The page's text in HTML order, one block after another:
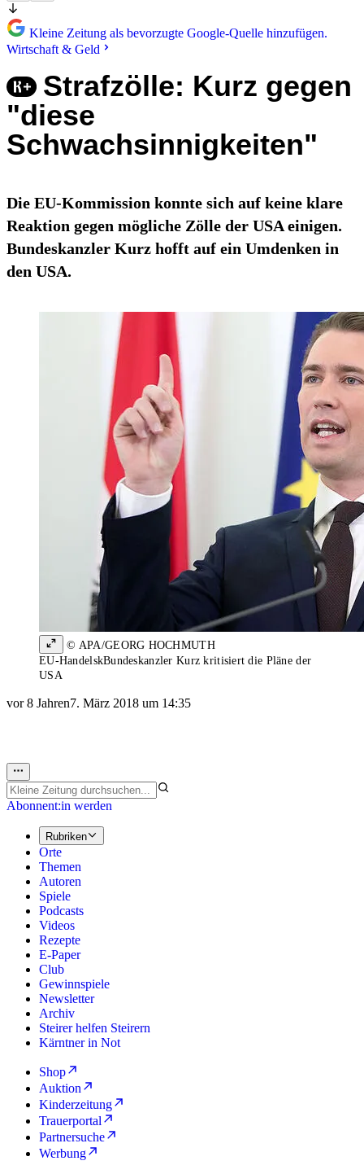
Kleine Zeitung als bevorzugte Google-Quelle hinzufügen.
Wirtschaft & Geld
Strafzölle: Kurz gegen
"diese
Schwachsinnigkeiten"
Die EU-Kommission konnte sich auf keine klare
Reaktion gegen mögliche Zölle der USA einigen.
Bundeskanzler Kurz hofft auf ein Umdenken in
den USA.
© APA/GEORG HOCHMUTH
EU-HandelskBundeskanzler Kurz kritisiert die Pläne der
USA
vor 8 Jahren7. März 2018 um 14:35
Abonnent:in werden
Rubriken
Orte
Themen
Autoren
Spiele
Podcasts
Videos
Rezepte
E-Paper
Club
Gewinnspiele
Newsletter
Archiv
Steirer helfen Steirern
Kärntner in Not
Shop
Auktion
Kinderzeitung
Trauerportal
Partnersuche
Werbung